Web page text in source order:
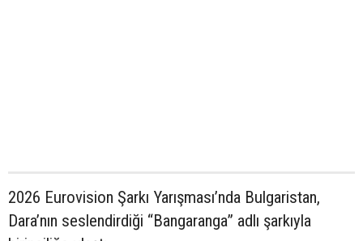
2026 Eurovision Şarkı Yarışması’nda Bulgaristan,
Dara’nın seslendirdiği “Bangaranga” adlı şarkıyla